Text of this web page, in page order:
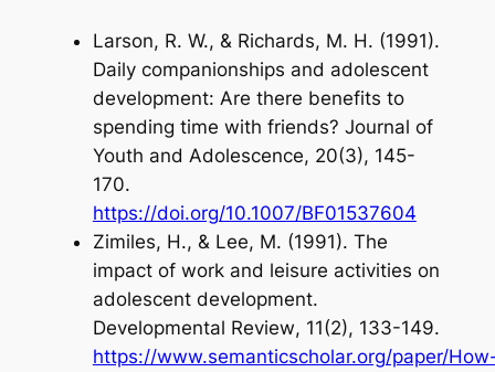
Larson, R. W., & Richards, M. H. (1991).
Daily companionships and adolescent
development: Are there benefits to
spending time with friends? Journal of
Youth and Adolescence, 20(3), 145-
170.
https://doi.org/10.1007/BF01537604
Zimiles, H., & Lee, M. (1991). The
impact of work and leisure activities on
adolescent development.
Developmental Review, 11(2), 133-149.
https://www.semanticscholar.org/paper/